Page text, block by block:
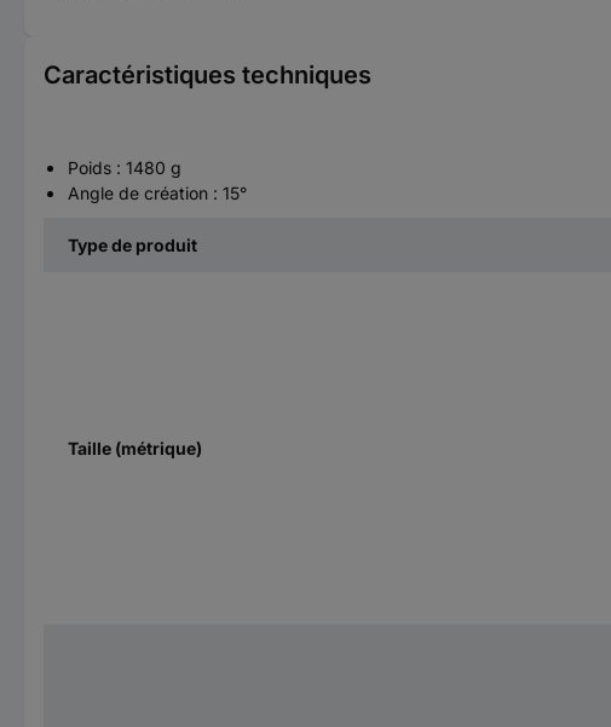
Caractéristiques techniques
Poids : 1480 g
Angle de création : 15°
Type de produit
Taille (métrique)